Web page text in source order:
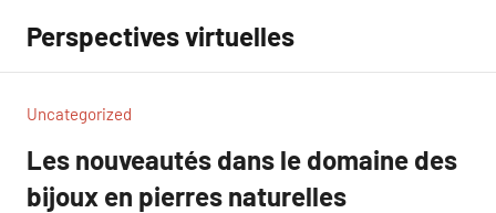
contenu
Perspectives virtuelles
Uncategorized
Les nouveautés dans le domaine des
bijoux en pierres naturelles